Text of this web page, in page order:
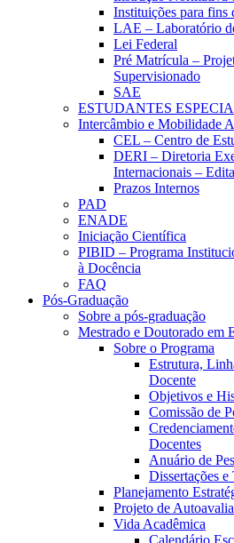
Instituições para fins
LAE – Laboratório
Lei Federal
Pré Matrícula –
Supervisionado
SAE
ESTUDANTES
Intercâmbio e Mobilidade
CEL – Centro de
DERI – Diretoria
Internacionais –
Prazos Internos
PAD
ENADE
Iniciação Científica
PIBID – Programa
à Docência
FAQ
Pós-Graduação
Sobre a pós-graduação
Mestrado e Doutorado em
Sobre o Programa
Estrutura,
Docente
Objetivos e
Comissão de
Docentes
Anuário de
Dissertações e
Planejamento
Projeto de
Vida Acadêmica
Calendário